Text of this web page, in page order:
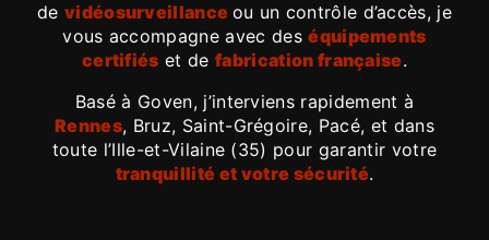
de vidéosurveillance ou un contrôle d’accès, je
vous accompagne avec deséquipements
certifiés et defabrication française.
Basé à Goven, j’interviens rapidement à
Rennes, Bruz, Saint-Grégoire, Pacé, et dans
toute l’Ille-et-Vilaine (35) pour garantir votre
tranquillité et votre sécurité.